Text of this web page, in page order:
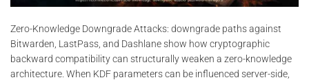
Zero-Knowledge Downgrade Attacks: downgrade paths against
Bitwarden, LastPass, and Dashlane show how cryptographic
backward compatibility can structurally weaken a zero-knowledge
architecture. When KDF parameters can be influenced server-side,